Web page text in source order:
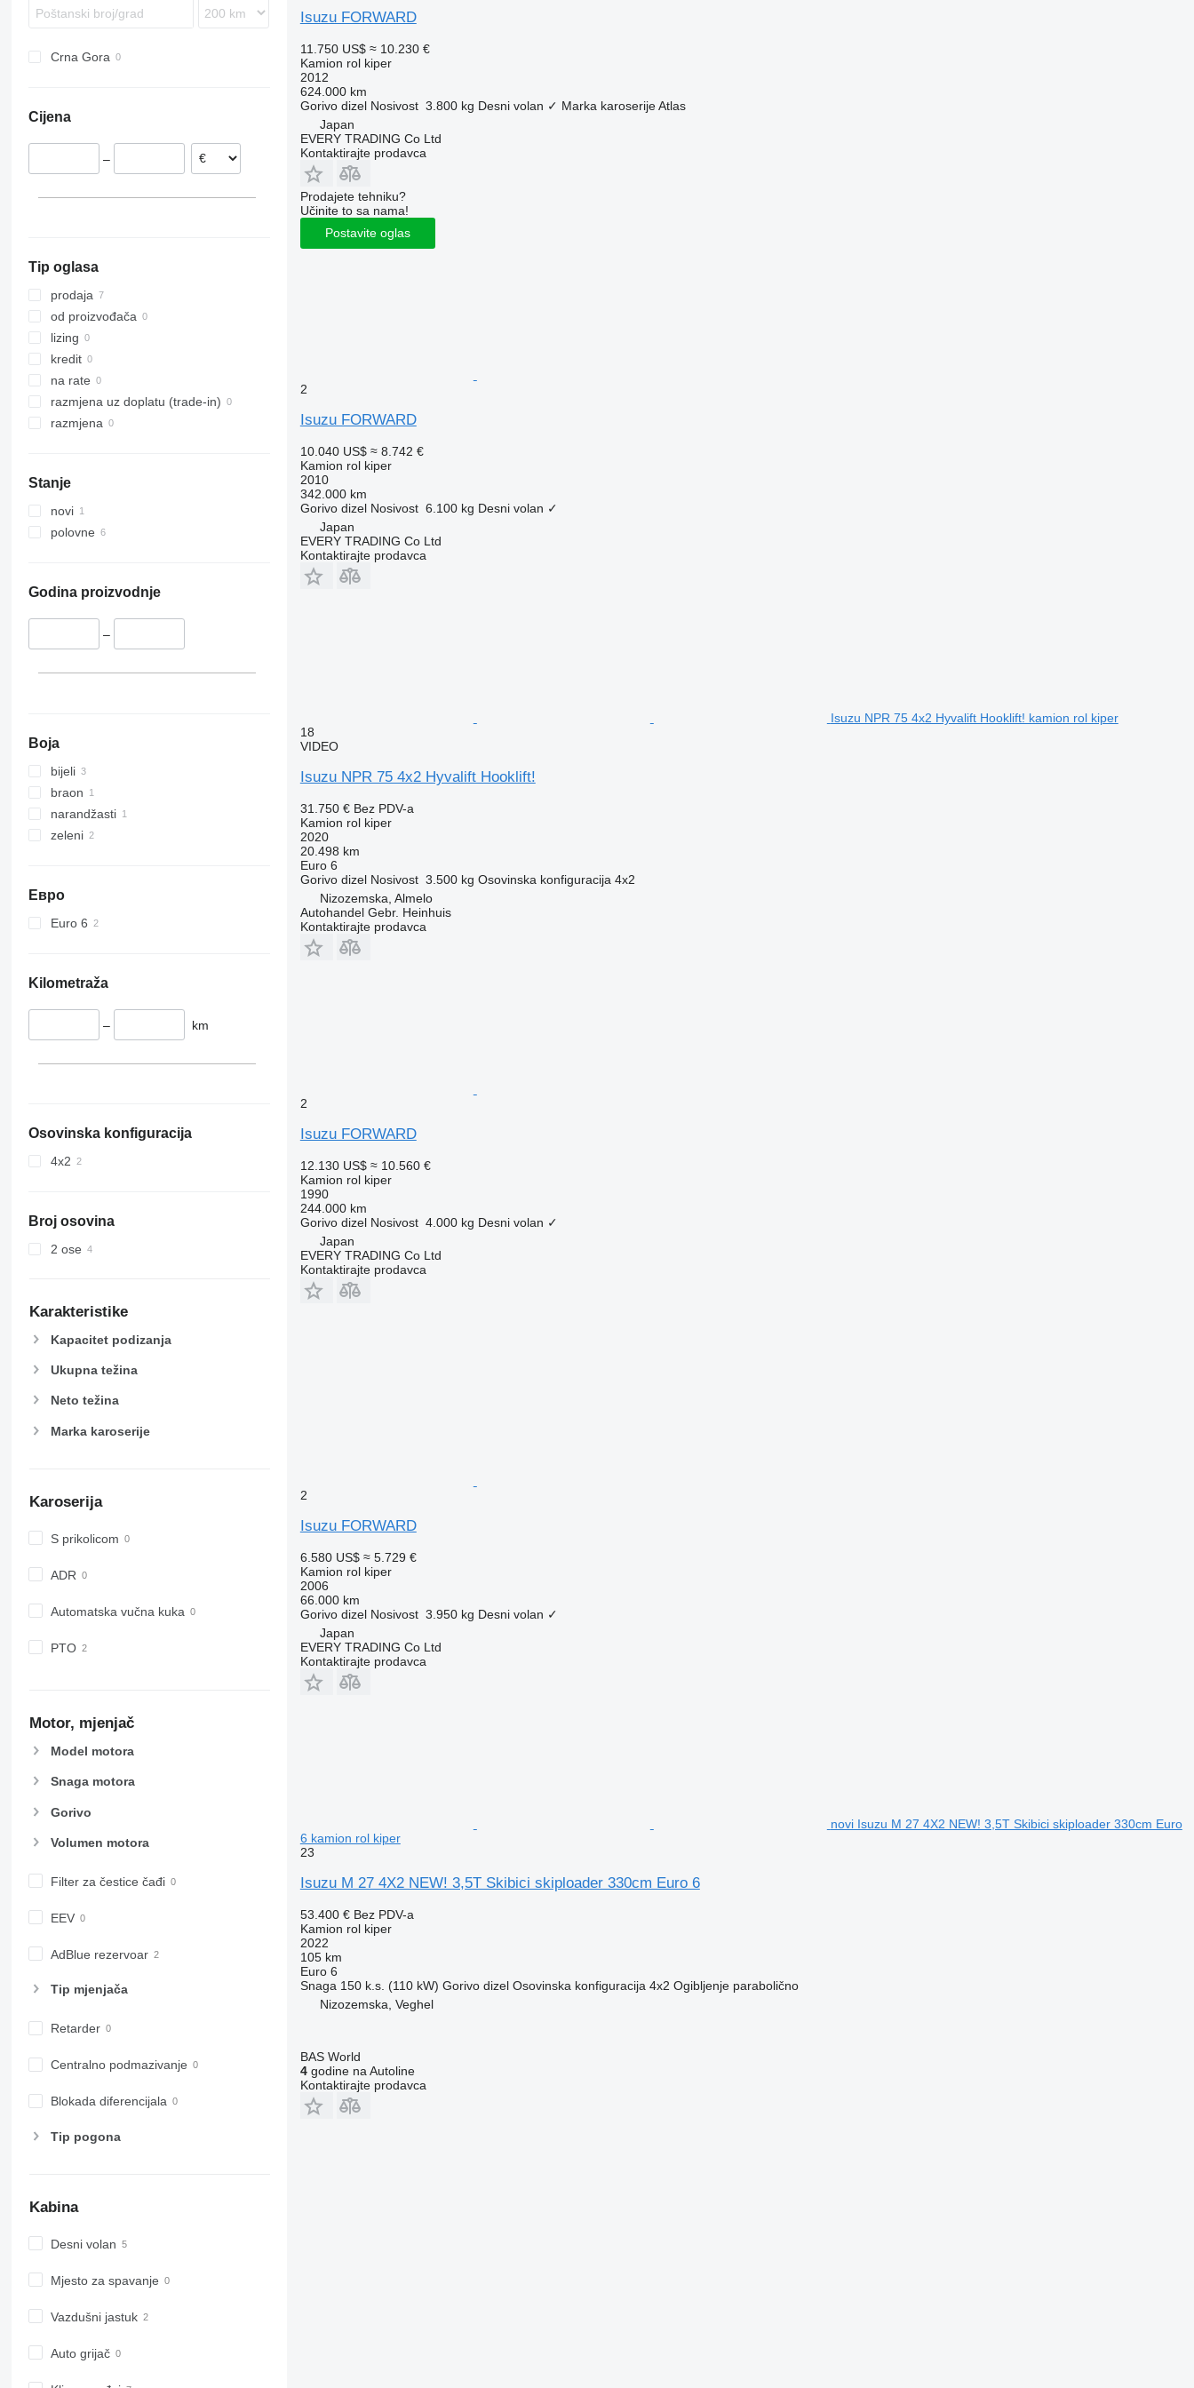
Sprinter
eActros
S-series
Crna Gora
Cijena
–
Tip oglasa
prodaja
od proizvođača
lizing
kredit
na rate
razmjena uz doplatu (trade-in)
razmjena
Stanje
novi
polovne
Godina proizvodnje
–
Boja
bijeli
braon
narandžasti
zeleni
Евро
Euro 6
Kilometraža
– km
Osovinska konfiguracija
4x2
Broj osovina
2 ose
Karakteristike
Kapacitet podizanja
Ukupna težina
Neto težina
Marka karoserije
Karoserija
S prikolicom
ADR
Automatska vučna kuka
PTO
Motor, mjenjač
Model motora
Snaga motora
Gorivo
Volumen motora
Filter za čestice čađi
EEV
AdBlue rezervoar
Tip mјenjača
Retarder
Centralno podmazivanje
Blokada diferencijala
Tip pogona
Kabina
Desni volan
Mjesto za spavanje
Vazdušni jastuk
Auto grijač
Isuzu FORWARD
11.750 US$ ≈ 10.230 €
Kamion rol kiper
2012
624.000 km
Gorivo dizel Nosivost 3.800 kg Desni volan ✓ Marka karoserije Atlas
Japan
EVERY TRADING Co Ltd
Kontaktirajte prodavca
Prodajete tehniku?
Učinite to sa nama!
Postavite oglas
2
Isuzu FORWARD
10.040 US$ ≈ 8.742 €
Kamion rol kiper
2010
342.000 km
Gorivo dizel Nosivost 6.100 kg Desni volan ✓
Japan
EVERY TRADING Co Ltd
Kontaktirajte prodavca
Isuzu NPR 75 4x2 Hyvalift Hooklift! kamion rol kiper
18
VIDEO
Isuzu NPR 75 4x2 Hyvalift Hooklift!
31.750 € Bez PDV-a
Kamion rol kiper
2020
20.498 km
Euro 6
Gorivo dizel Nosivost 3.500 kg Osovinska konfiguracija 4x2
Nizozemska, Almelo
Autohandel Gebr. Heinhuis
Kontaktirajte prodavca
2
Isuzu FORWARD
12.130 US$ ≈ 10.560 €
Kamion rol kiper
1990
244.000 km
Gorivo dizel Nosivost 4.000 kg Desni volan ✓
Japan
EVERY TRADING Co Ltd
Kontaktirajte prodavca
2
Isuzu FORWARD
6.580 US$ ≈ 5.729 €
Kamion rol kiper
2006
66.000 km
Gorivo dizel Nosivost 3.950 kg Desni volan ✓
Japan
EVERY TRADING Co Ltd
Kontaktirajte prodavca
novi Isuzu M 27 4X2 NEW! 3,5T Skibici skiploader 330cm Euro
6 kamion rol kiper
23
Isuzu M 27 4X2 NEW! 3,5T Skibici skiploader 330cm Euro 6
53.400 € Bez PDV-a
Kamion rol kiper
2022
105 km
Euro 6
Snaga 150 k.s. (110 kW) Gorivo dizel Osovinska konfiguracija 4x2 Ogibljenje parabolično
Nizozemska, Veghel
BAS World
4godine na Autoline
Kontaktirajte prodavca